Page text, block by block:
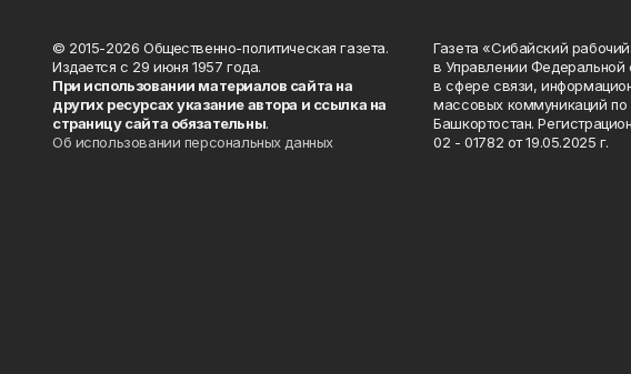
© 2015-2026 Общественно-политическая газета.
Издается с 29 июня 1957 года.
При использовании материалов сайта на
других ресурсах указание автора и ссылка на
страницу сайта обязательны.
Об использовании персональных данных
Газета «Сибайский
в Управлении Федеральной
в сфере связи,
массовых коммуникаций по
Башкортостан.
02 - 01782 от 19.05.2025 г.